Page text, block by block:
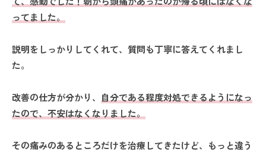
ってました。
説明をしっかりしてくれて、質問も丁寧に答えてくれまし
た。
改善の仕方が分かり、 自分である程度対処できるようになっ
たので、不安はなくなりました。
その痛みのあるところだけを治療してきたけど、もっと違う